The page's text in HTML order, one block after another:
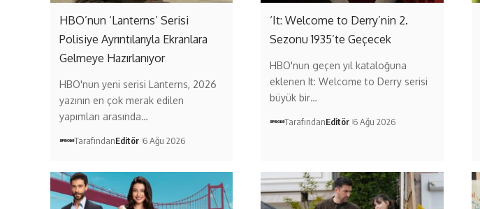
HBO’nun ‘Lanterns’ Serisi
Polisiye Ayrıntılarıyla Ekranlara
Gelmeye Hazırlanıyor
HBO'nun yeni serisi Lanterns, 2026
yazının en çok merak edilen
yapımları arasında…
TarafındanEditör 6 Ağu 2026
‘It: Welcome to Derry’nin 2.
Sezonu 1935’te Geçecek
HBO'nun geçen yıl kataloğuna
eklenen It: Welcome to Derry serisi
büyük bir…
TarafındanEditör 6 Ağu 2026